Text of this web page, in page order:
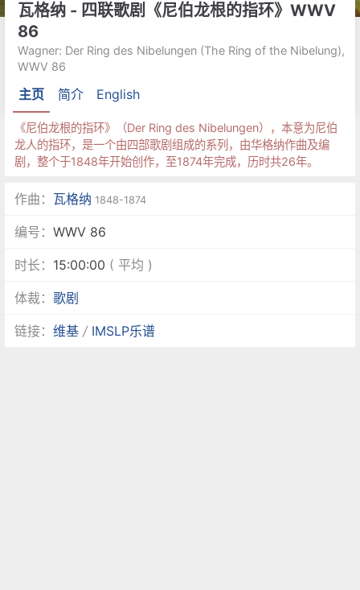
瓦格纳 - 四联歌剧《尼伯龙根的指环》WWV
86
Wagner: Der Ring des Nibelungen (The Ring of the Nibelung),
WWV 86
主页 简介 English
《尼伯龙根的指环》（Der Ring des Nibelungen），本意为尼伯
龙人的指环，是一个由四部歌剧组成的系列，由华格纳作曲及编
剧，整个于1848年开始创作，至1874年完成，历时共26年。
作曲： 瓦格纳 1848-1874
编号：WWV 86
时长： 15:00:00 ( 平均 )
体裁：歌剧
链接：维基 / IMSLP乐谱